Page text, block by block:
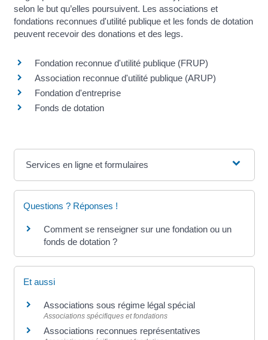
selon le but qu’elles poursuivent. Les associations et
fondations reconnues d'utilité publique et les fonds de dotation
peuvent recevoir des donations et des legs.
Fondation reconnue d'utilité publique (FRUP)
Association reconnue d'utilité publique (ARUP)
Fondation d'entreprise
Fonds de dotation
Services en ligne et formulaires
Questions ? Réponses !
Comment se renseigner sur une fondation ou un
fonds de dotation ?
Et aussi
Associations sous régime légal spécial
Associations spécifiques et fondations
Associations reconnues représentatives